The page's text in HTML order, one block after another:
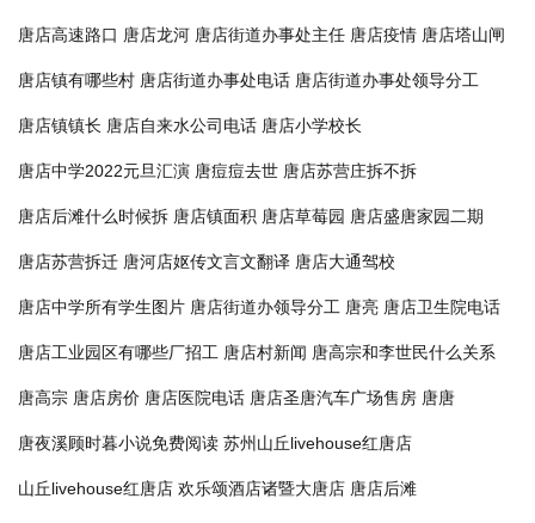
唐店高速路口 唐店龙河 唐店街道办事处主任 唐店疫情 唐店塔山闸
唐店镇有哪些村 唐店街道办事处电话 唐店街道办事处领导分工
唐店镇镇长 唐店自来水公司电话 唐店小学校长
唐店中学2022元旦汇演 唐痘痘去世 唐店苏营庄拆不拆
唐店后滩什么时候拆 唐店镇面积 唐店草莓园 唐店盛唐家园二期
唐店苏营拆迁 唐河店妪传文言文翻译 唐店大通驾校
唐店中学所有学生图片 唐店街道办领导分工 唐亮 唐店卫生院电话
唐店工业园区有哪些厂招工 唐店村新闻 唐高宗和李世民什么关系
唐高宗 唐店房价 唐店医院电话 唐店圣唐汽车广场售房 唐唐
唐夜溪顾时暮小说免费阅读 苏州山丘livehouse红唐店
山丘livehouse红唐店 欢乐颂酒店诸暨大唐店 唐店后滩